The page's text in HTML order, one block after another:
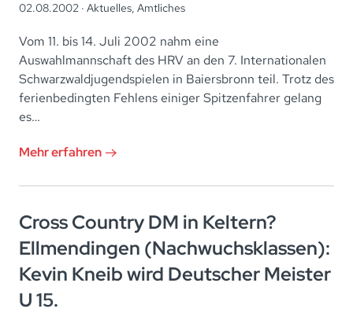
02.08.2002 · Aktuelles, Amtliches
Vom 11. bis 14. Juli 2002 nahm eine
Auswahlmannschaft des HRV an den 7. Internationalen
Schwarzwaldjugendspielen in Baiersbronn teil. Trotz des
ferienbedingten Fehlens einiger Spitzenfahrer gelang
es…
Mehr erfahren
Cross Country DM in Keltern?
Ellmendingen (Nachwuchsklassen):
Kevin Kneib wird Deutscher Meister
U 15.